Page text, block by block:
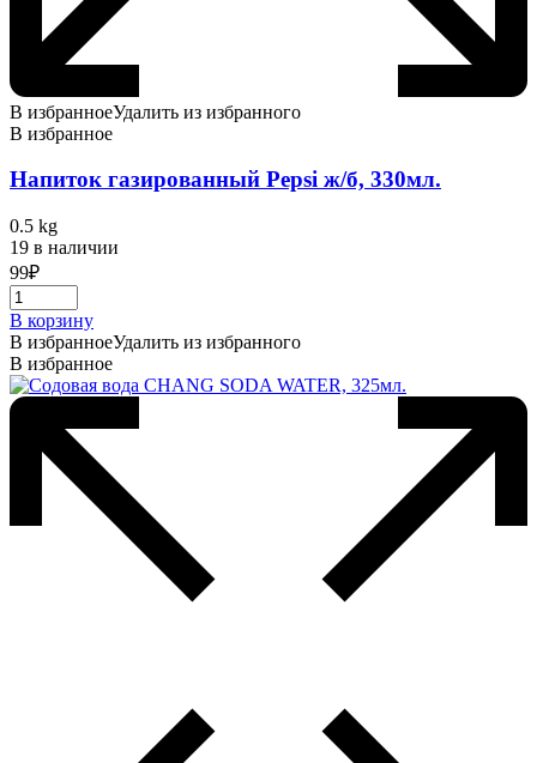
В избранноеУдалить из избранного
В избранное
Напиток газированный Pepsi ж/б, 330мл.
0.5 kg
19 в наличии
99₽
В корзину
В избранноеУдалить из избранного
В избранное